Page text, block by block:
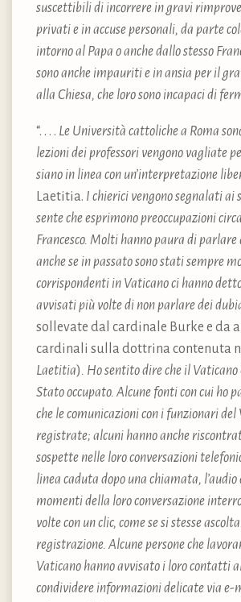
suscettibili di incorrere in gravi
privati e in accuse personali, da parte
intorno al Papa o anche dallo stesso
sono anche impauriti e in ansia per il
alla Chiesa, che loro sono incapaci di
“. . . . Le Università cattoliche a Roma
lezioni dei professori vengono vagliate
siano in linea con un’interpretazione
Laetitia. I chierici vengono segnalati ai
sente che esprimono preoccupazioni
Francesco. Molti hanno paura di
anche se in passato sono stati sempre
corrispondenti in Vaticano ci hanno
avvisati più volte di non parlare dei
sollevate dal cardinale Burke e da
cardinali sulla dottrina contenuta
Laetitia). Ho sentito dire che il Vaticano
Stato occupato. Alcune fonti con cui ho
che le comunicazioni con i funzionari del
registrate; alcuni hanno anche
sospette nelle loro conversazioni
linea caduta dopo una chiamata,
momenti della loro conversazione
volte con un clic, come se si stesse
registrazione. Alcune persone che
Vaticano hanno avvisato i loro contatti
condividere informazioni delicate via